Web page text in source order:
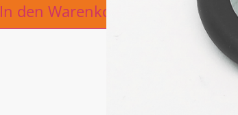
In den Warenkorb